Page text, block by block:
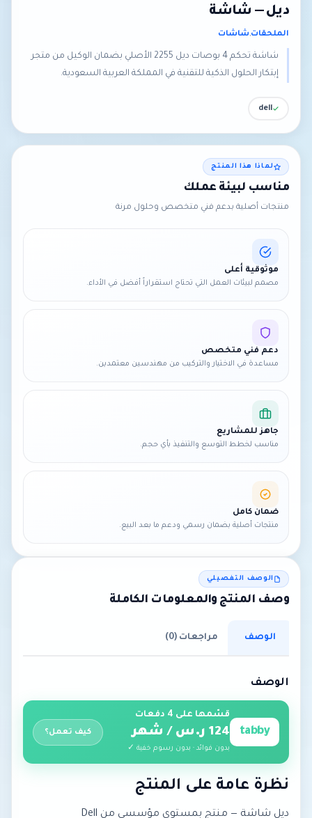
ديل — شاشة
الملحقات,شاشات
شاشة تحكم 4 بوصات ديل 2255 الأصلي بضمان الوكيل من متجر
إبتكار الحلول الذكية للتقنية في المملكة العربية السعودية.
dell
لماذا هذا المنتج
مناسب لبيئة عملك
منتجات أصلية بدعم فني متخصص وحلول مرنة
موثوقية أعلى
مصمم لبيئات العمل التي تحتاج استقراراً أفضل في الأداء.
دعم فني متخصص
مساعدة في الاختيار والتركيب من مهندسين معتمدين.
جاهز للمشاريع
مناسب لخطط التوسع والتنفيذ بأي حجم.
ضمان كامل
منتجات أصلية بضمان رسمي ودعم ما بعد البيع.
الوصف التفصيلي
وصف المنتج والمعلومات الكاملة
الوصف مراجعات (0)
الوصف
tabby
قسّمها على 4 دفعات
124 ر.س / شهر
بدون فوائد · بدون رسوم خفية ✓
كيف تعمل؟
نظرة عامة على المنتج
ديل شاشة — منتج بمستوى مؤسسي من Dell